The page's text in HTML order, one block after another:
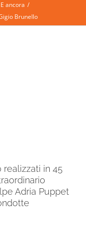
E ancora
Brunello
in 45
Adria Puppet